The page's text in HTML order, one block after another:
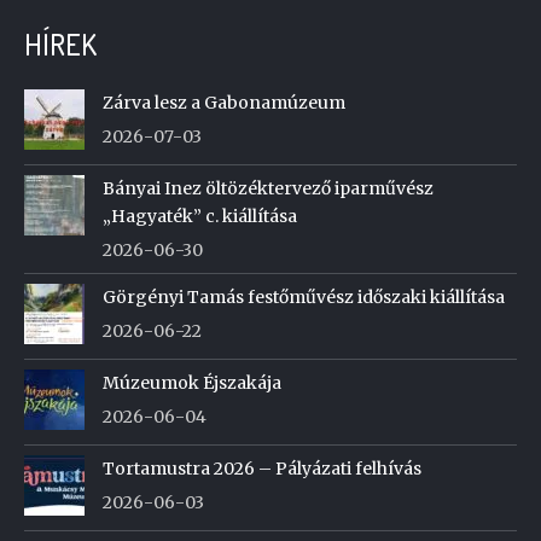
HÍREK
Zárva lesz a Gabonamúzeum
2026-07-03
Bányai Inez öltözéktervező iparművész
„Hagyaték” c. kiállítása
2026-06-30
Görgényi Tamás festőművész időszaki kiállítása
2026-06-22
Múzeumok Éjszakája
2026-06-04
Tortamustra 2026 – Pályázati felhívás
2026-06-03